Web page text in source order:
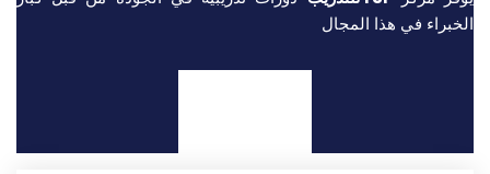
الخبراء في هذا المجال